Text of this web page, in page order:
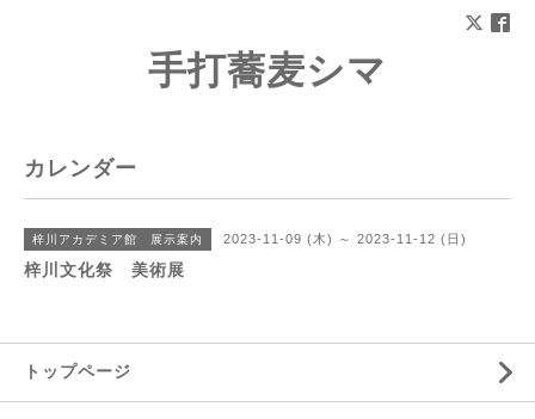
手打蕎麦シマ
カレンダー
梓川アカデミア館 展示案内 2023-11-09 (木) ～ 2023-11-12 (日)
梓川文化祭 美術展
トップページ